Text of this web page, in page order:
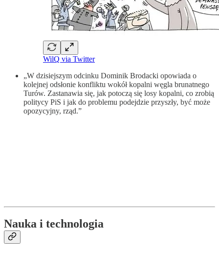
WilQ via Twitter
„W dzisiejszym odcinku Dominik Brodacki opowiada o
kolejnej odsłonie konfliktu wokół kopalni węgla brunatnego
Turów. Zastanawia się, jak potoczą się losy kopalni, co zrobią
politycy PiS i jak do problemu podejdzie przyszły, być może
opozycyjny, rząd.”
Nauka i technologia